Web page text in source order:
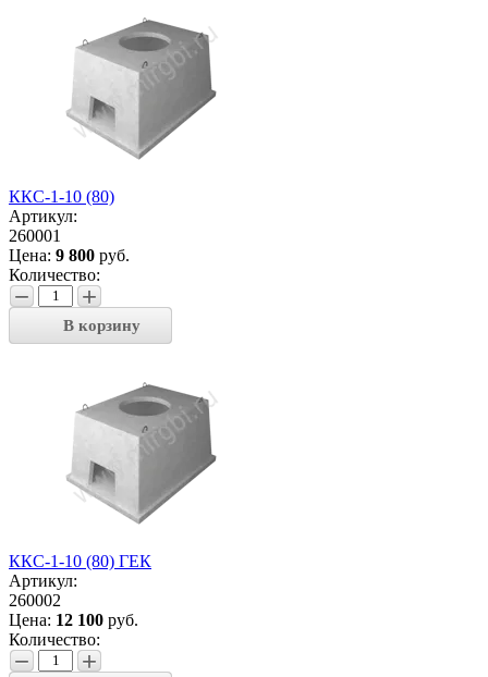
ККС-1-10 (80)
Артикул:
260001
Цена: 9 800 руб.
Количество:
− +
В корзину
ККС-1-10 (80) ГЕК
Артикул:
260002
Цена: 12 100 руб.
Количество:
− +